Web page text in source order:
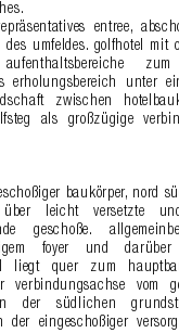
entree,
des umfeldes. golfhotel mit
erholungsbereich unter
zwischen
als großzügige
baukörper, nord
leicht versetzte
geschoße.
foyer und darüber
liegt quer zum
verbindungsachse vom
der südlichen
der eingeschoßiger